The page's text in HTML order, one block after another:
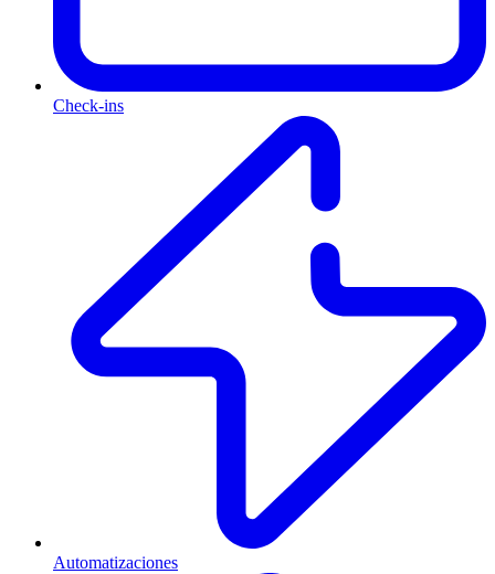
Check-ins
Automatizaciones